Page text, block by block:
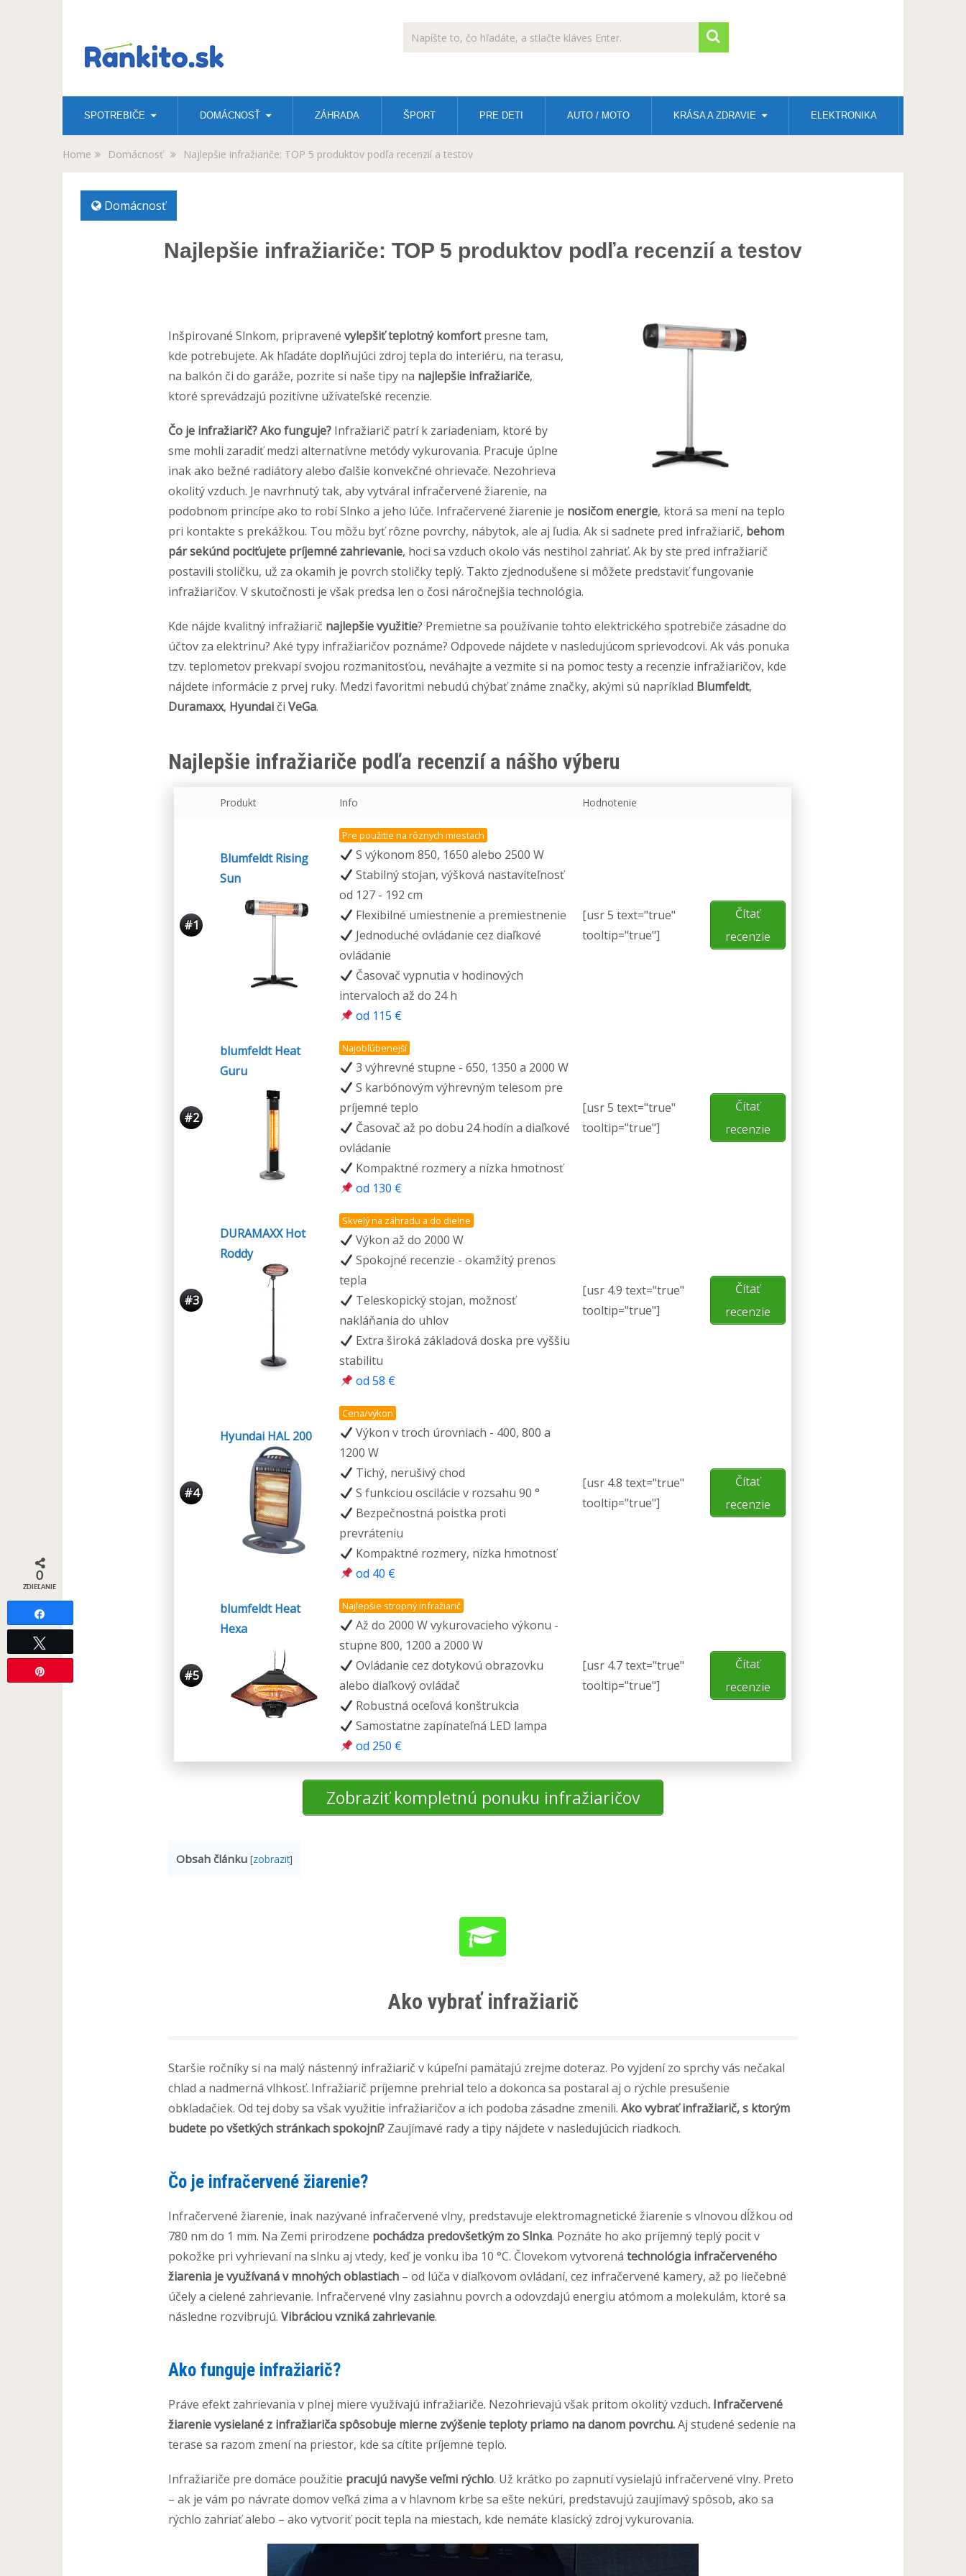
SPOTREBIČE DOMÁCNOSŤ ZÁHRADA ŠPORT PRE DETI AUTO / MOTO KRÁSA A ZDRAVIE ELEKTRONIKA
Home Domácnosť Najlepšie infražiariče: TOP 5 produktov podľa recenzií a testov
Domácnosť
Najlepšie infražiariče: TOP 5 produktov podľa recenzií a testov
Inšpirované Slnkom, pripravené vylepšiť teplotný komfortpresne tam,
kde potrebujete. Ak hľadáte doplňujúci zdroj tepla do interiéru, na terasu,
na balkón či do garáže, pozrite si naše tipy na najlepšie infražiariče,
ktoré sprevádzajú pozitívne užívateľské recenzie.
Čo je infražiarič? Ako funguje? Infražiarič patrí k zariadeniam, ktoré by
sme mohli zaradiť medzi alternatívne metódy vykurovania. Pracuje úplne
inak ako bežné radiátory alebo ďalšie konvekčné ohrievače. Nezohrieva
okolitý vzduch. Je navrhnutý tak, aby vytváral infračervené žiarenie, na
podobnom princípe ako to robí Slnko a jeho lúče. Infračervené žiarenie je nosičom energie, ktorá sa mení na teplo
pri kontakte s prekážkou. Tou môžu byť rôzne povrchy, nábytok, ale aj ľudia. Ak si sadnete pred infražiarič, behom
pár sekúnd pociťujete príjemné zahrievanie, hoci sa vzduch okolo vás nestihol zahriať. Ak by ste pred infražiarič
postavili stoličku, už za okamih je povrch stoličky teplý. Takto zjednodušene si môžete predstaviť fungovanie
infražiaričov. V skutočnosti je však predsa len o čosi náročnejšia technológia.
Kde nájde kvalitný infražiarič najlepšie využitie? Premietne sa používanie tohto elektrického spotrebiče zásadne do
účtov za elektrinu? Aké typy infražiaričov poznáme? Odpovede nájdete v nasledujúcom sprievodcovi. Ak vás ponuka
tzv. teplometov prekvapí svojou rozmanitosťou, neváhajte a vezmite si na pomoc testy a recenzie infražiaričov, kde
nájdete informácie z prvej ruky. Medzi favoritmi nebudú chýbať známe značky, akými sú napríklad Blumfeldt,
Duramaxx, Hyundaiči VeGa.
Najlepšie infražiariče podľa recenzií a nášho výberu
Produkt Info Hodnotenie
#1
Blumfeldt Rising
Sun
Pre použitie na rôznych miestach
S výkonom 850, 1650 alebo 2500 W
Stabilný stojan, výšková nastaviteľnosť
od 127 - 192 cm
Flexibilné umiestnenie a premiestnenie
Jednoduché ovládanie cez diaľkové
ovládanie
Časovač vypnutia v hodinových
intervaloch až do 24 h
od 115 €
[usr 5 text="true"
tooltip="true"]
Čítať
recenzie
#2
blumfeldt Heat
Guru
Najobľúbenejší
3 výhrevné stupne - 650, 1350 a 2000 W
S karbónovým výhrevným telesom pre
príjemné teplo
Časovač až po dobu 24 hodín a diaľkové
ovládanie
Kompaktné rozmery a nízka hmotnosť
od 130 €
[usr 5 text="true"
tooltip="true"]
Čítať
recenzie
#3
DURAMAXX Hot
Roddy
Skvelý na záhradu a do dielne
Výkon až do 2000 W
Spokojné recenzie - okamžitý prenos
tepla
Teleskopický stojan, možnosť
nakláňania do uhlov
Extra široká základová doska pre vyššiu
stabilitu
od 58 €
[usr 4.9 text="true"
tooltip="true"]
Čítať
recenzie
#4
Hyundai HAL 200
Cena/výkon
Výkon v troch úrovniach - 400, 800 a
1200 W
Tichý, nerušivý chod
S funkciou oscilácie v rozsahu 90 °
Bezpečnostná poistka proti
prevráteniu
Kompaktné rozmery, nízka hmotnosť
od 40 €
[usr 4.8 text="true"
tooltip="true"]
Čítať
recenzie
#5
blumfeldt Heat
Hexa
Najlepšie stropný infražiarič
Až do 2000 W vykurovacieho výkonu -
stupne 800, 1200 a 2000 W
Ovládanie cez dotykovú obrazovku
alebo diaľkový ovládač
Robustná oceľová konštrukcia
Samostatne zapínateľná LED lampa
od 250 €
[usr 4.7 text="true"
tooltip="true"]
Čítať
recenzie
Zobraziť kompletnú ponuku infražiaričov
Obsah článku [zobrazit]
Ako vybrať infražiarič
Staršie ročníky si na malý nástenný infražiarič v kúpeľni pamätajú zrejme doteraz. Po vyjdení zo sprchy vás nečakal
chlad a nadmerná vlhkosť. Infražiarič príjemne prehrial telo a dokonca sa postaral aj o rýchle presušenie
obkladačiek. Od tej doby sa však využitie infražiaričov a ich podoba zásadne zmenili. Ako vybrať infražiarič, s ktorým
budete po všetkých stránkach spokojní?Zaujímavé rady a tipy nájdete v nasledujúcich riadkoch.
Čo je infračervené žiarenie?
Infračervené žiarenie, inak nazývané infračervené vlny, predstavuje elektromagnetické žiarenie s vlnovou dĺžkou od
780 nm do 1 mm. Na Zemi prirodzene pochádza predovšetkým zo Slnka. Poznáte ho ako príjemný teplý pocit v
pokožke pri vyhrievaní na slnku aj vtedy, keď je vonku iba 10 °C. Človekom vytvorená technológia infračerveného
žiarenia je využívaná v mnohých oblastiach– od lúča v diaľkovom ovládaní, cez infračervené kamery, až po liečebné
účely a cielené zahrievanie. Infračervené vlny zasiahnu povrch a odovzdajú energiu atómom a molekulám, ktoré sa
následne rozvibrujú. Vibráciou vzniká zahrievanie.
Ako funguje infražiarič?
Práve efekt zahrievania v plnej miere využívajú infražiariče. Nezohrievajú však pritom okolitý vzduch. Infračervené
žiarenie vysielané z infražiariča spôsobuje mierne zvýšenie teploty priamo na danom povrchu.Aj studené sedenie na
terase sa razom zmení na priestor, kde sa cítite príjemne teplo.
Infražiariče pre domáce použitie pracujú navyše veľmi rýchlo. Už krátko po zapnutí vysielajú infračervené vlny. Preto
– ak je vám po návrate domov veľká zima a v hlavnom krbe sa ešte nekúri, predstavujú zaujímavý spôsob, ako sa
rýchlo zahriať alebo – ako vytvoriť pocit tepla na miestach, kde nemáte klasický zdroj vykurovania.
0
ZDIEĽANIE